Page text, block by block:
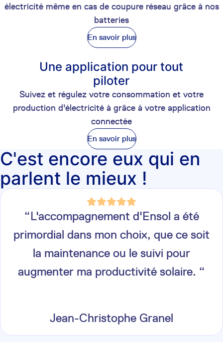
électricité même en cas de coupure réseau grâce à nos
batteries
En savoir plus
Une application pour tout
piloter
Suivez et régulez votre consommation et votre
production d'électricité à grâce à votre application
connectée
En savoir plus
C'est encore eux qui en
parlent le mieux !
“L'accompagnement d'Ensol a été
primordial dans mon choix, que ce soit
la maintenance ou le suivi pour
augmenter ma productivité solaire. “
Jean-Christophe Granel